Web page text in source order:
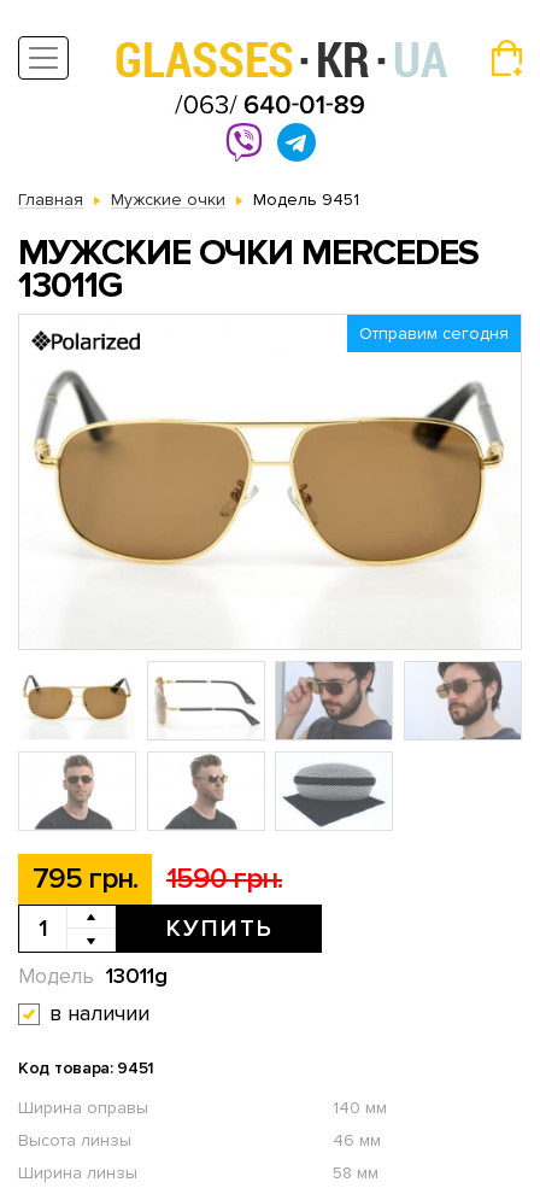
Главная Мужские очки Модель 9451
МУЖСКИЕ ОЧКИ MERCEDES
13011G
Отправим сегодня
795 грн. 1590 грн.
КУПИТЬ
13011g
Модель
в наличии
Код товара: 9451
Ширина оправы
140 мм
Высота линзы
46 мм
Ширина линзы
58 мм